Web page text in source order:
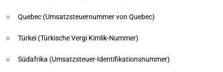
Quebec (Umsatzsteuernummer von Quebec)
Türkei (Türkische Vergi Kimlik-Nummer)
Südafrika (Umsatzsteuer-Identifikationsnummer)